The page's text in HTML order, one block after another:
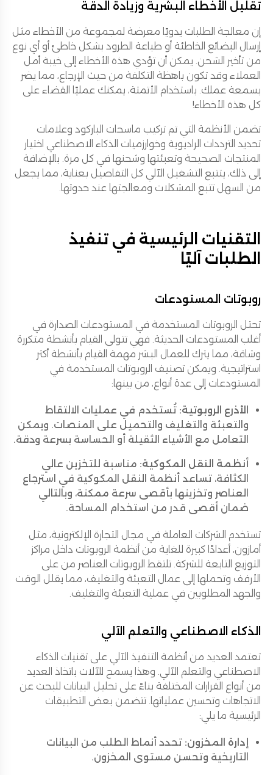
تقليل الأخطاء البشرية وزيادة الدقة
إن معالجة الطلبات يدويًا معرضة لمجموعة من الأخطاء مثل
إرسال البضائع الخاطئة أو طباعة الطرود بشكل خاطئ أو أي نوع
من تأخير الشحن. يمكن أن تؤدي هذه الأخطاء إلى خيبة أمل
العملاء وقد تكون باهظة التكلفة من حيث الإرجاع، مما يضر
بسمعة عملك. باستخدام الأتمتة، يمكنك عمليًا القضاء على
كل هذه الأخطاء!
تضمن الأنظمة التي تم تركيب ماسحات الباركود وعلامات
تحديد الترددات الراديوية وخوارزميات الذكاء الاصطناعي اختيار
المنتجات الصحيحة وتعبئتها وشحنها في كل مرة. بالإضافة
إلى ذلك، يتتبع التشغيل الآلي كل التفاصيل بعناية، مما يجعل
من السهل تتبع المشكلات ومعالجتها عند حدوثها.
التقنيات الرئيسية في تنفيذ
الطلبات آليًا
روبوتات المستودعات
تحتل الروبوتات المستخدمة في المستودعات الصدارة في
أغلب المستودعات الحديثة. فهي تتولى القيام بأنشطة متكررة
وشاقة، مما يترك للعمال البشر مهمة القيام بأنشطة أكثر
استراتيجية. ويمكن تصنيف الروبوتات المستخدمة في
المستودعات إلى عدة أنواع، من بينها:
الأذرع الروبوتية: تُستخدم في عمليات الالتقاط
والتعبئة والتغليف والتحميل على المنصات. ويمكن
التعامل مع الأشياء الثقيلة أو الحساسة بسرعة ودقة.
أنظمة النقل المكوكية: مناسبة للتخزين عالي
الكثافة، تساعد أنظمة النقل المكوكية في استرجاع
العناصر وتخزينها بأقصى سرعة ممكنة، وبالتالي
ضمان أقصى قدر من استخدام المساحة.
تستخدم الشركات العاملة في مجال التجارة الإلكترونية، مثل
أمازون، أعدادًا كبيرة للغاية من أنظمة الروبوتات داخل مراكز
التوزيع التابعة للشركة. تلتقط الروبوتات العناصر من على
الأرفف وتحملها إلى عمال التعبئة والتغليف، مما يقلل الوقت
والجهد المطلوبين في عملية التعبئة والتغليف.
الذكاء الاصطناعي والتعلم الآلي
تعتمد العديد من أنظمة التنفيذ الآلي على تقنيات الذكاء
الاصطناعي والتعلم الآلي. وهذا يسمح للآلات باتخاذ العديد
من أنواع القرارات المختلفة بناءً على تحليل البيانات للبحث عن
الاتجاهات وتحسين عملياتها. تتضمن بعض التطبيقات
الرئيسية ما يلي:
إدارة المخزون: تحدد أنماط الطلب من البيانات
التاريخية وتحسن مستوى المخزون.